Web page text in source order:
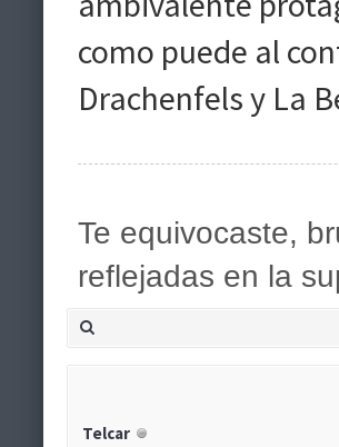
como puede al
Drachenfels y La
Te equivocaste,
reflejadas en la
Telcar